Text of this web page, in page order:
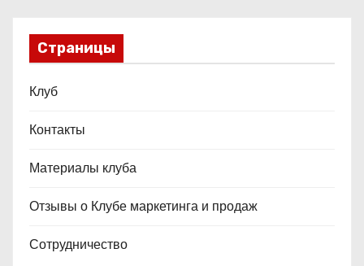
Страницы
Клуб
Контакты
Материалы клуба
Отзывы о Клубе маркетинга и продаж
Сотрудничество